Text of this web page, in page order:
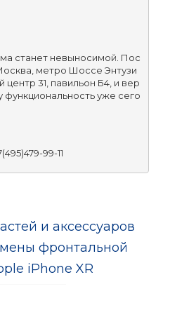
станет невыносимой. Пос
метро Шоссе Энтузи
31, павильон Б4, и вер
функциональность уже сего
99-11
и аксессуаров
фронтальной
iPhone XR